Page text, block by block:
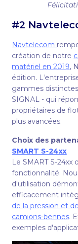
#2
Navtelecom
création de notre
matériel en 2019,
édition.
gammes distinctes
SIGNAL - qui
propriétaires de
plus avancées.
Choix des
SMART S-24xx
Le SMART S-
fonctionnalité.
d'utilisation
efficacement
de la pression et
camions-bennes.
exemples